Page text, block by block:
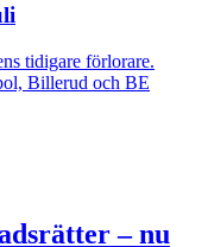
tidigare förlorare.
Billerud och BE
– nu